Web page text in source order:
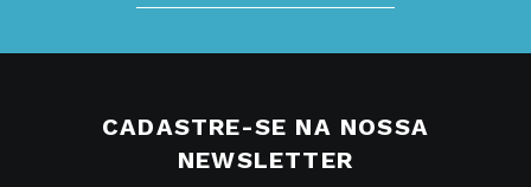
CADASTRE-SE NA NOSSA
NEWSLETTER